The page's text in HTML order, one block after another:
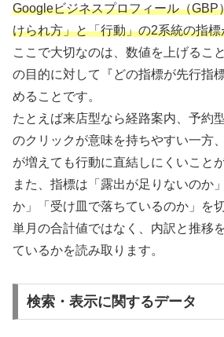
Googleビジネスプロフィール（GBP
けられ方」と「行動」の2系統の指
ここで大切なのは、数値を上げるこ
の目的に対して『どの指標が先行指
めることです。
たとえば来店型なら経路案内、予約
のクリックが意味を持ちやすい一方
が増えても行動に直結しにくいこと
また、指標は「露出が足りないのか
か」「受け皿で落ちているのか」を
単月の合計値ではなく、内訳と推移
ているかを読み取ります。
検索・表示に関するデータ